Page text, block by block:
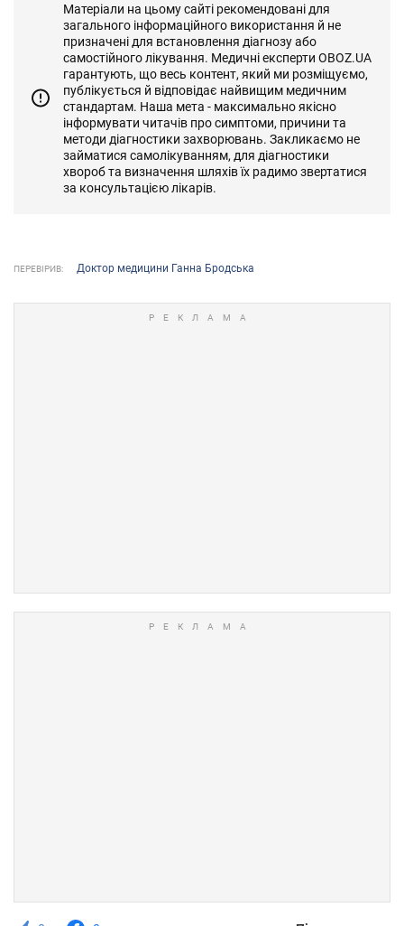
Матеріали на цьому сайті рекомендовані для
загального інформаційного використання й не
призначені для встановлення діагнозу або
самостійного лікування. Медичні експерти OBOZ.UA
гарантують, що весь контент, який ми розміщуємо,
публікується й відповідає найвищим медичним
стандартам. Наша мета - максимально якісно
інформувати читачів про симптоми, причини та
методи діагностики захворювань. Закликаємо не
займатися самолікуванням, для діагностики
хвороб та визначення шляхів їх радимо звертатися
за консультацією лікарів.
ПЕРЕВІРИВ: Доктор медицини Ганна Бродська